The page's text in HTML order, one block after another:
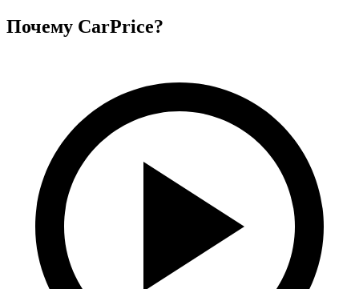
Почему CarPrice?